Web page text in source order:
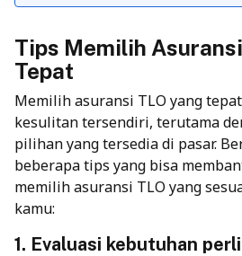
Tips Memilih
Tepat
Memilih asuransi TLO yang
kesulitan tersendiri, terutama
pilihan yang tersedia di pasar.
beberapa tips yang bisa
memilih asuransi TLO yang
kamu:
1. Evaluasi kebutuhan